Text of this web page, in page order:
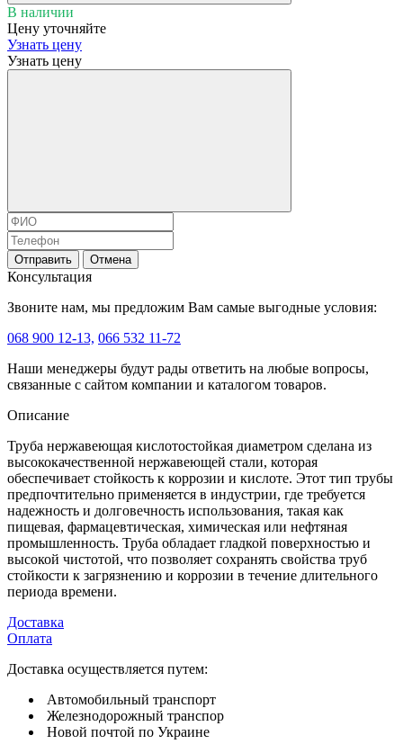
В наличии
Цену уточняйте
Узнать цену
Узнать цену
Отправить Отмена
Консультация
Звоните нам, мы предложим Вам самые выгодные условия:
068 900 12-13, 066 532 11-72
Наши менеджеры будут рады ответить на любые вопросы,
связанные с сайтом компании и каталогом товаров.
Описание
Труба нержавеющая кислотостойкая диаметром сделана из
высококачественной нержавеющей стали, которая
обеспечивает стойкость к коррозии и кислоте. Этот тип трубы
предпочтительно применяется в индустрии, где требуется
надежность и долговечность использования, такая как
пищевая, фармацевтическая, химическая или нефтяная
промышленность. Труба обладает гладкой поверхностью и
высокой чистотой, что позволяет сохранять свойства труб
стойкости к загрязнению и коррозии в течение длительного
периода времени.
Доставка
Оплата
Доставка осуществляется путем:
Автомобильный транспорт
Железнодорожный транспор
Новой почтой по Украине